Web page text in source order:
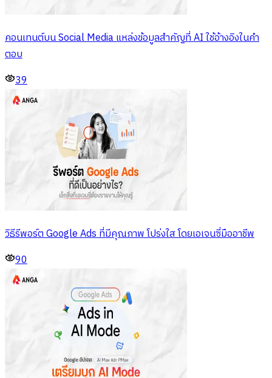
คอนเทนต์บน Social Media แหล่งข้อมูลสำคัญที่ AI ใช้อ้างอิงในคำ
ตอบ
39
วิธีรีพอร์ต Google Ads ที่มีคุณภาพ โปร่งใส โดยเอเจนซี่มืออาชีพ
90